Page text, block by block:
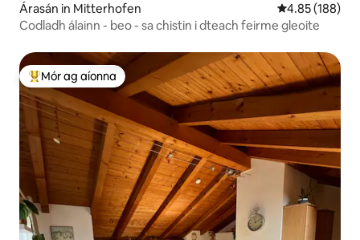
Árasán in Mitterhofen Meánrátáil
4.85 (188)
Codladh álainn - beo - sa chistin i dteach feirme gleoite
An-mhór ag aíonna
Mór ag aíonna